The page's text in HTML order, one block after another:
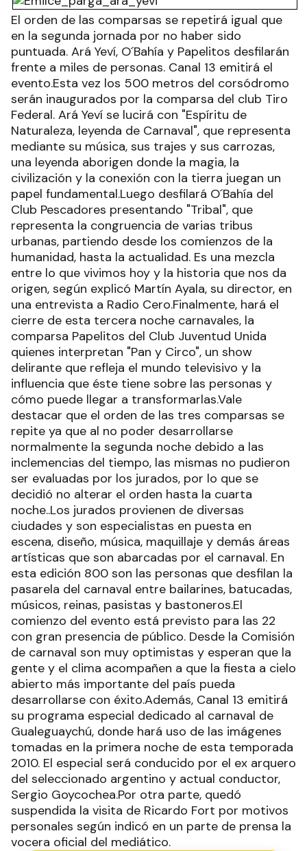
El orden de las comparsas se repetirá igual que
en la segunda jornada por no haber sido
puntuada. Ará Yeví, O´Bahía y Papelitos desfilarán
frente a miles de personas. Canal 13 emitirá el
evento.Esta vez los 500 metros del corsódromo
serán inaugurados por la comparsa del club Tiro
Federal. Ará Yeví se lucirá con "Espíritu de
Naturaleza, leyenda de Carnaval", que representa
mediante su música, sus trajes y sus carrozas,
una leyenda aborigen donde la magia, la
civilización y la conexión con la tierra juegan un
papel fundamental.Luego desfilará O´Bahía del
Club Pescadores presentando "Tribal", que
representa la congruencia de varias tribus
urbanas, partiendo desde los comienzos de la
humanidad, hasta la actualidad. Es una mezcla
entre lo que vivimos hoy y la historia que nos da
origen, según explicó Martín Ayala, su director, en
una entrevista a Radio Cero.Finalmente, hará el
cierre de esta tercera noche carnavales, la
comparsa Papelitos del Club Juventud Unida
quienes interpretan "Pan y Circo", un show
delirante que refleja el mundo televisivo y la
influencia que éste tiene sobre las personas y
cómo puede llegar a transformarlas.Vale
destacar que el orden de las tres comparsas se
repite ya que al no poder desarrollarse
normalmente la segunda noche debido a las
inclemencias del tiempo, las mismas no pudieron
ser evaluadas por los jurados, por lo que se
decidió no alterar el orden hasta la cuarta
noche..Los jurados provienen de diversas
ciudades y son especialistas en puesta en
escena, diseño, música, maquillaje y demás áreas
artísticas que son abarcadas por el carnaval. En
esta edición 800 son las personas que desfilan la
pasarela del carnaval entre bailarines, batucadas,
músicos, reinas, pasistas y bastoneros.El
comienzo del evento está previsto para las 22
con gran presencia de público. Desde la Comisión
de carnaval son muy optimistas y esperan que la
gente y el clima acompañen a que la fiesta a cielo
abierto más importante del país pueda
desarrollarse con éxito.Además, Canal 13 emitirá
su programa especial dedicado al carnaval de
Gualeguaychú, donde hará uso de las imágenes
tomadas en la primera noche de esta temporada
2010. El especial será conducido por el ex arquero
del seleccionado argentino y actual conductor,
Sergio Goycochea.Por otra parte, quedó
suspendida la visita de Ricardo Fort por motivos
personales según indicó en un parte de prensa la
vocera oficial del mediático.